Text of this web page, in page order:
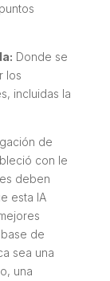
Donde se
los
incluidas la
de
con le
deben
esta IA
de
sea una
una